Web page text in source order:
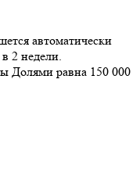
автоматически
2 недели.
Долями равна 150 000